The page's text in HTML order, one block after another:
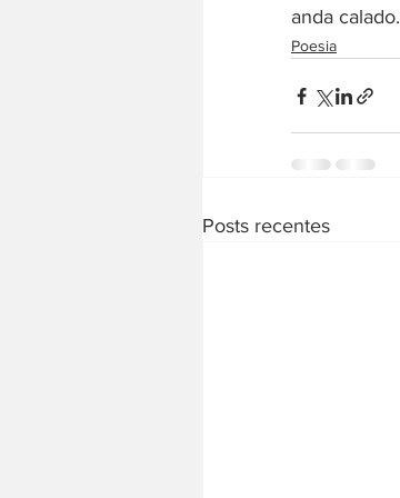
anda calado.
Poesia
Posts recentes